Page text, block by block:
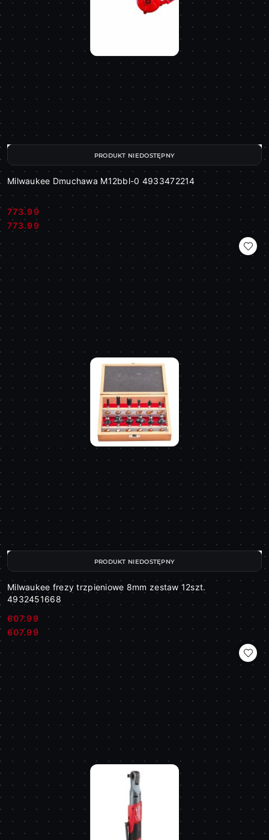
Milwaukee Dmuchawa M12bbl-0 4933472214
Cena:
773.99
Cena:
773.99
PRODUKT NIEDOSTĘPNY
Milwaukee frezy trzpieniowe 8mm zestaw 12szt.
4932451668
Cena:
607.99
Cena:
607.99
PRODUKT NIEDOSTĘPNY